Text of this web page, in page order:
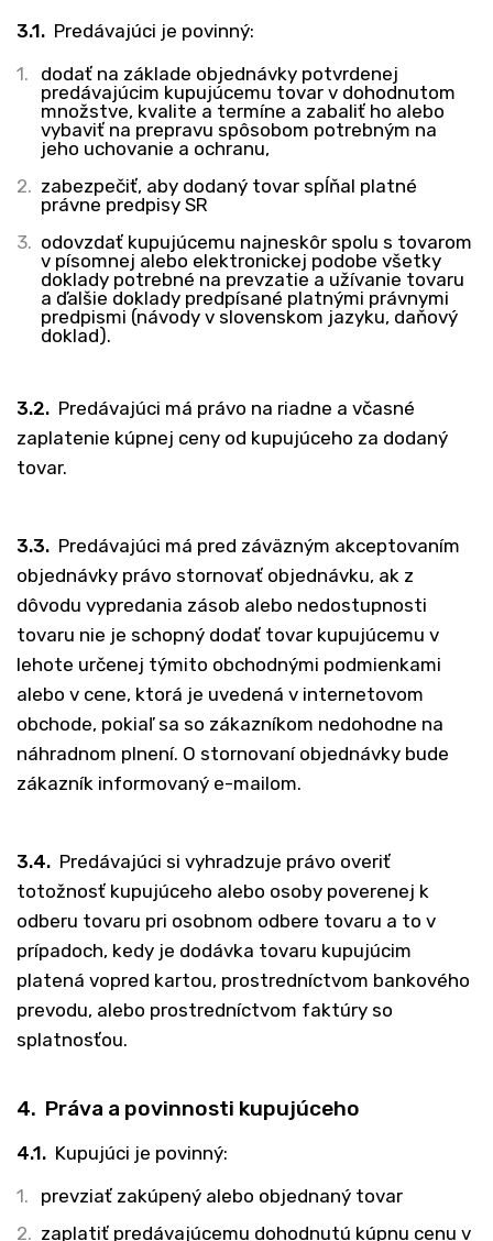
3.1. Predávajúci je povinný:
dodať na základe objednávky potvrdenej
predávajúcim kupujúcemu tovar v dohodnutom
množstve, kvalite a termíne a zabaliť ho alebo
vybaviť na prepravu spôsobom potrebným na
jeho uchovanie a ochranu,
zabezpečiť, aby dodaný tovar spĺňal platné
právne predpisy SR
odovzdať kupujúcemu najneskôr spolu s tovarom
v písomnej alebo elektronickej podobe všetky
doklady potrebné na prevzatie a užívanie tovaru
a ďalšie doklady predpísané platnými právnymi
predpismi (návody v slovenskom jazyku, daňový
doklad).
3.2. Predávajúci má právo na riadne a včasné
zaplatenie kúpnej ceny od kupujúceho za dodaný
tovar.
3.3. Predávajúci má pred záväzným akceptovaním
objednávky právo stornovať objednávku, ak z
dôvodu vypredania zásob alebo nedostupnosti
tovaru nie je schopný dodať tovar kupujúcemu v
lehote určenej týmito obchodnými podmienkami
alebo v cene, ktorá je uvedená v internetovom
obchode, pokiaľ sa so zákazníkom nedohodne na
náhradnom plnení. O stornovaní objednávky bude
zákazník informovaný e-mailom.
3.4. Predávajúci si vyhradzuje právo overiť
totožnosť kupujúceho alebo osoby poverenej k
odberu tovaru pri osobnom odbere tovaru a to v
prípadoch, kedy je dodávka tovaru kupujúcim
platená vopred kartou, prostredníctvom bankového
prevodu, alebo prostredníctvom faktúry so
splatnosťou.
4. Práva a povinnosti kupujúceho
4.1. Kupujúci je povinný:
prevziať zakúpený alebo objednaný tovar
zaplatiť predávajúcemu dohodnutú kúpnu cenu v